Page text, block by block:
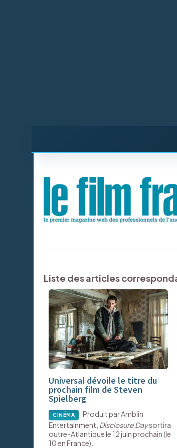
Liste des articles
Universal dévoile le titre du
prochain film de Steven
Spielberg
CINÉMA
Produit par Amblin
Entertainment, Disclosure Daysortira
outre-Atlantique le 12 juin prochain (le
10 en France).